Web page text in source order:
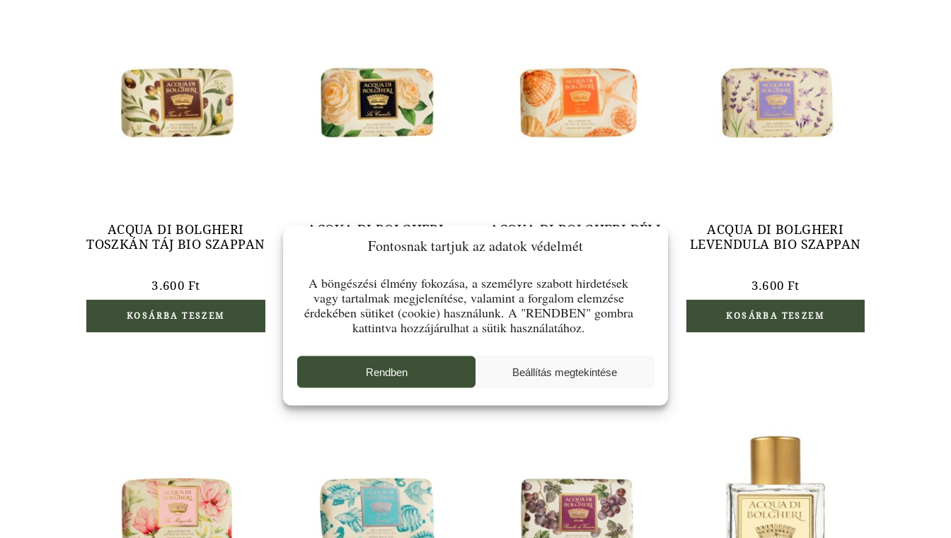
Fontosnak tartjuk az adatok védelmét
A böngészési élmény fokozása, a személyre szabott hirdetések
vagy tartalmak megjelenítése, valamint a forgalom elemzése
érdekében sütiket (cookie) használunk. A "RENDBEN" gombra
kattintva hozzájárulhat a sütik használatához.
Rendben Beállítás megtekintése
ACQUA DI BOLGHERI
TOSZKÁN TÁJ BIO SZAPPAN
3.600 Ft
KOSÁRBA TESZEM
ACQUA DI BOLGHERI
KAMÉLIA BIO SZAPPAN
3.600Ft
KOSÁRBA TESZEM
ACQUA DI BOLGHERI DÉLI
SZÉL BIO SZAPPAN
3.600Ft
KOSÁRBA TESZEM
ACQUA DI BOLGHERI
LEVENDULA BIO SZAPPAN
3.600Ft
KOSÁRBA TESZEM